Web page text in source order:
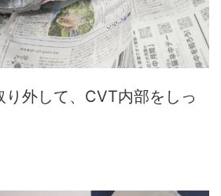
り外して、CVT内部をしっ